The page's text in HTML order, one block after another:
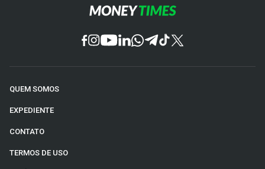
QUEM SOMOS
EXPEDIENTE
CONTATO
TERMOS DE USO